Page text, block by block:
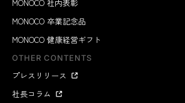
MONOCO 社内表彰
MONOCO 卒業記念品
MONOCO 健康経営ギフト
OTHER CONTENTS
プレスリリース
社長コラム